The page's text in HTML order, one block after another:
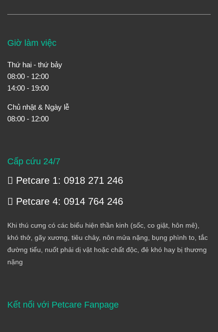
Giờ làm việc
Thứ hai - thứ bảy
08:00 - 12:00
14:00 - 19:00
Chủ nhật & Ngày lễ
08:00 - 12:00
Cấp cứu 24/7
Petcare 1: 0918 271 246
Petcare 4: 0914 764 246
Khi thú cưng có các biểu hiện thần kinh (sốc, co giật, hôn mê),
khó thở, gãy xương, tiêu chảy, nôn mửa nặng, bụng phình to, tắc
đường tiểu, nuốt phải dị vật hoặc chất độc, đẻ khó hay bị thương
nặng
Kết nối với Petcare Fanpage